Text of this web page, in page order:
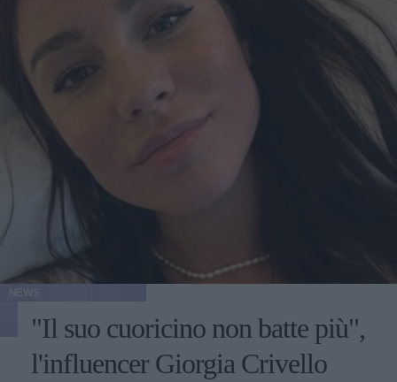
"Il suo cuoricino non batte più",
l'influencer Giorgia Crivello